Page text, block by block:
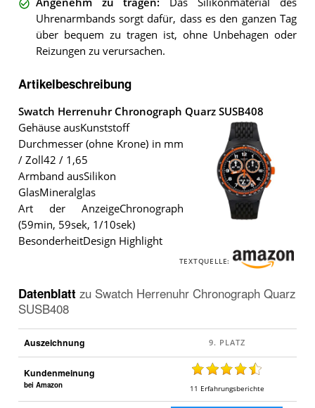
Angenehm zu tragen: Das Silikonmaterial des
Uhrenarmbands sorgt dafür, dass es den ganzen Tag
über bequem zu tragen ist, ohne Unbehagen oder
Reizungen zu verursachen.
Artikelbeschreibung
Swatch Herrenuhr Chronograph Quarz SUSB408
Herrenuhr
Chronograph
SUSB408
Gehäuse ausKunststoff
Durchmesser (ohne Krone) in mm
/ Zoll42 / 1,65
Armband ausSilikon
GlasMineralglas
Art der AnzeigeChronograph
(59min, 59sek, 1/10sek)
BesonderheitDesign Highlight
TEXTQUELLE:
Datenblatt zu Swatch Herrenuhr Chronograph Quarz
SUSB408
Auszeichnung
Kundenmeinung
bei Amazon 11 Erfahrungsberichte